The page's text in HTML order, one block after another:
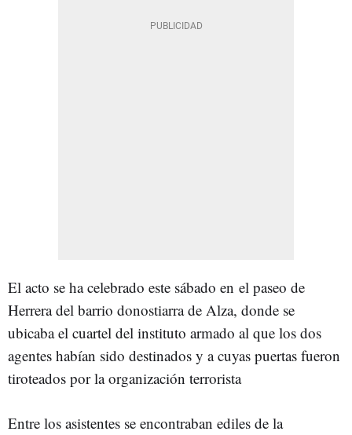
El acto se ha celebrado este sábado en el paseo de
Herrera del barrio donostiarra de Alza, donde se
ubicaba el cuartel del instituto armado al que los dos
agentes habían sido destinados y a cuyas puertas fueron
tiroteados por la organización terrorista
Entre los asistentes se encontraban ediles de la